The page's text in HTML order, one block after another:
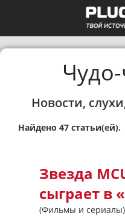
Новости,
Найдено 47 статьи(ей).
Звезда
сыграет в
(Фильмы и сериалы)